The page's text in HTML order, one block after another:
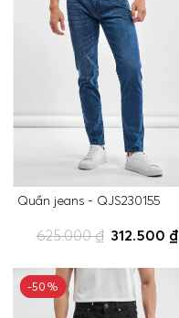
Quần jeans - QJS230155
312.500 ₫
625.000 ₫
-50%
-50%